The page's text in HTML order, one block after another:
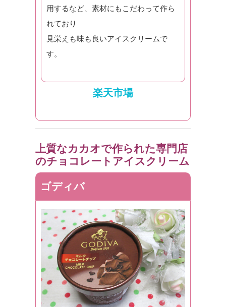
用するなど、素材にもこだわって作ら
れており
見栄えも味も良いアイスクリームで
す。
楽天市場
上質なカカオで作られた専門店
のチョコレートアイスクリーム
ゴディバ